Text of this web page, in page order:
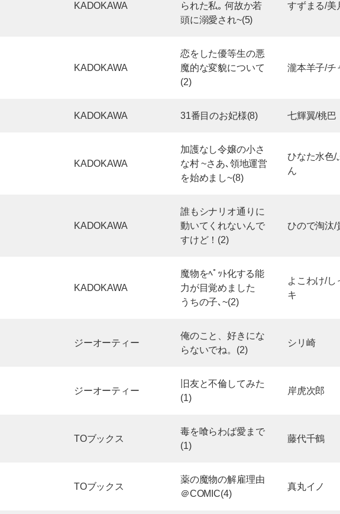
KADOKAWA
られた私｡ 何故か若
頭に溺愛され~(5)
すずまる/美
KADOKAWA
恋をした優等生の悪
魔的な変貌について
(2)
瀧本羊子/チ
KADOKAWA 31番目のお妃様(8) 七輝翼/桃巴
KADOKAWA
加護なし令嬢の小さ
な村 ~さあ､領地運営
を始めまし~(8)
ひなた水色/
ん
KADOKAWA
誰もシナリオ通りに
動いてくれないんで
すけど！(2)
ひので淘汰/
KADOKAWA
魔物をﾍﾟｯﾄ化する能
力が目覚めました
うちの子､~(2)
よこわけ/し
キ
ジーオーティー
俺のこと、好きにな
らないでね。(2)
シリ崎
ジーオーティー
旧友と不倫してみた
(1)
岸虎次郎
TOブックス
毒を喰らわば愛まで
(1)
藤代千鶴
TOブックス
薬の魔物の解雇理由
＠COMIC(4)
真丸イノ